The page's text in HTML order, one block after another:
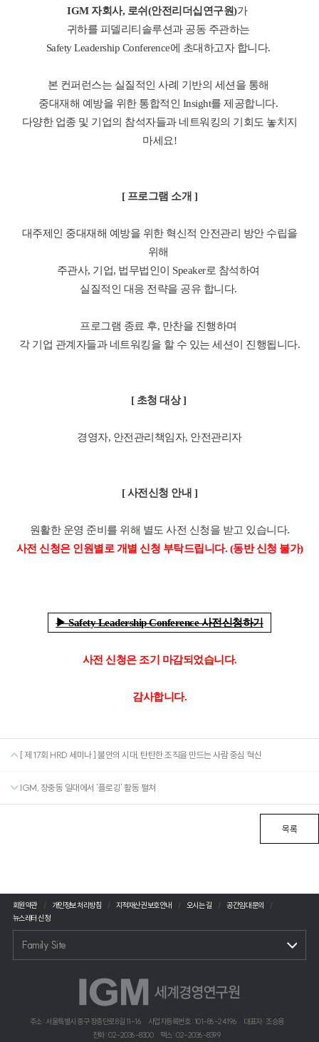
IGM 자회사, 로쉬(안전리더십연구원)가
귀하를 피델리티솔루션과 공동 주관하는
Safety Leadership Conference에 초대하고자 합니다.
본 컨퍼런스는 실질적인 사례 기반의 세션을 통해
중대재해 예방을 위한 통합적인 Insight를 제공합니다.
다양한 업종 및 기업의 참석자들과 네트워킹의 기회도 놓치지
마세요!
[ 프로그램 소개 ]
대주제인 중대재해 예방을 위한 혁신적 안전관리 방안 수립을
위해
주관사, 기업, 법무법인이 Speaker로 참석하여
실질적인 대응 전략을 공유 합니다.
프로그램 종료 후, 만찬을 진행하며
각 기업 관계자들과 네트워킹을 할 수 있는 세션이 진행됩니다.
[ 초청 대상 ]
경영자, 안전관리책임자, 안전관리자
[ 사전신청 안내 ]
원활한 운영 준비를 위해 별도 사전 신청을 받고 있습니다.
사전 신청은 인원별로 개별 신청 부탁드립니다. (동반 신청 불가)
▶ Safety Leadership Conference 사전신청하기
사전 신청은 조기 마감되었습니다.
감사합니다.
[ 제 17회 HRD 세미나 ] 불안의 시대, 탄탄한 조직을 만드는 사람 중심 혁신
IGM, 장충동 일대에서 '플로깅' 활동 펼쳐
목록
회원약관 개인정보 처리방침 지적재산권 보호안내 오시는 길
공간임대 문의
뉴스레터 신청
Family Site
주소 : 서울특별시 중구 장충단로 8길 11-16 사업자등록번호 : 101-86-24196
대표자 : 조승용
전화 : 02-2036-8300
팩스 : 02-2036-8399